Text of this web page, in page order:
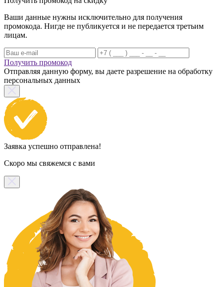
Ваши данные нужны исключительно для получения
промокода. Нигде не публикуется и не передается третьим
лицам.
Получить промокод
Отправляя данную форму, вы даете разрешение на обработку
персональных данных
Заявка успешно отправлена!
Скоро мы свяжемся с вами